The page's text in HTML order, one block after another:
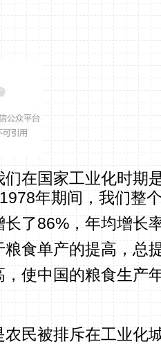
们在国家工业化时期
年期间，我们整
了86%，年均增长
食单产的提高，总
使中国的粮食生产
农民被排斥在工业化